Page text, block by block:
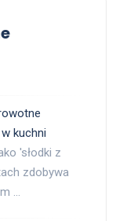
kuchni
'słodki z
zdobywa
…